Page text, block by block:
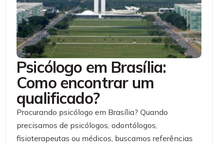
Psicólogo em Brasília:
Como encontrar um
qualificado?
Procurando psicólogo em Brasília? Quando
precisamos de psicólogos, odontólogos,
fisioterapeutas ou médicos, buscamos referências